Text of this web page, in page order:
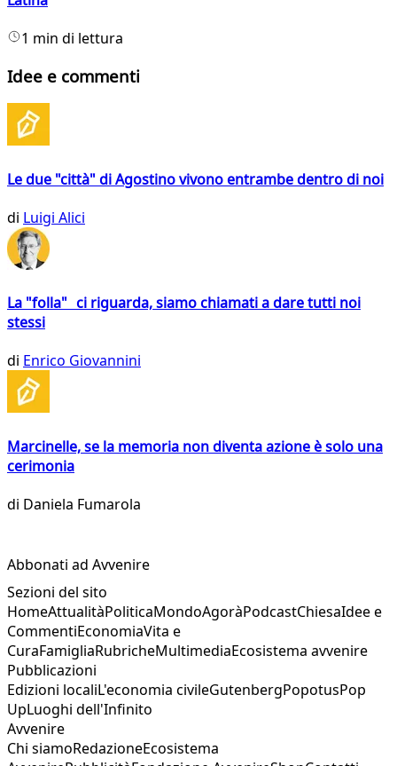
1 min di lettura
Idee e commenti
Le due "città" di Agostino vivono entrambe dentro di noi
di Luigi Alici
La "folla" ci riguarda, siamo chiamati a dare tutti noi
stessi
di Enrico Giovannini
Marcinelle, se la memoria non diventa azione è solo una
cerimonia
di Daniela Fumarola
Abbonati ad Avvenire
Sezioni del sito
HomeAttualitàPoliticaMondoAgoràPodcastChiesaIdee e
CommentiEconomiaVita e
CuraFamigliaRubricheMultimediaEcosistema avvenire
Pubblicazioni
Edizioni localiL'economia civileGutenbergPopotusPop
UpLuoghi dell'Infinito
Avvenire
Chi siamoRedazioneEcosistema